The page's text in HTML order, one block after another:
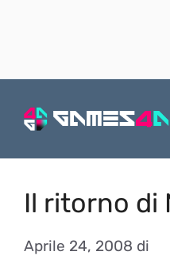
Il ritorno di
Aprile 24, 2008 di